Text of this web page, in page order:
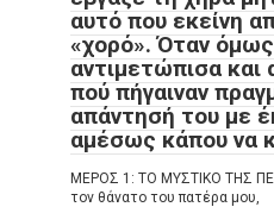
αυτό που εκείνη
«χορό». Όταν
αντιμετώπισα
πού πήγαιναν
απάντησή του με
αμέσως κάπου να
ΜΕΡΟΣ 1: ΤΟ ΜΥΣΤΙΚΟ ΤΗΣ
τον θάνατο του πατέρα μου,